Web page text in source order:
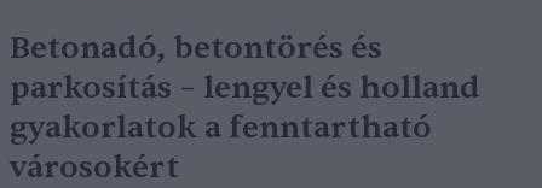
Betonadó, betontörés és
parkosítás – lengyel és holland
gyakorlatok a fenntartható
városokért